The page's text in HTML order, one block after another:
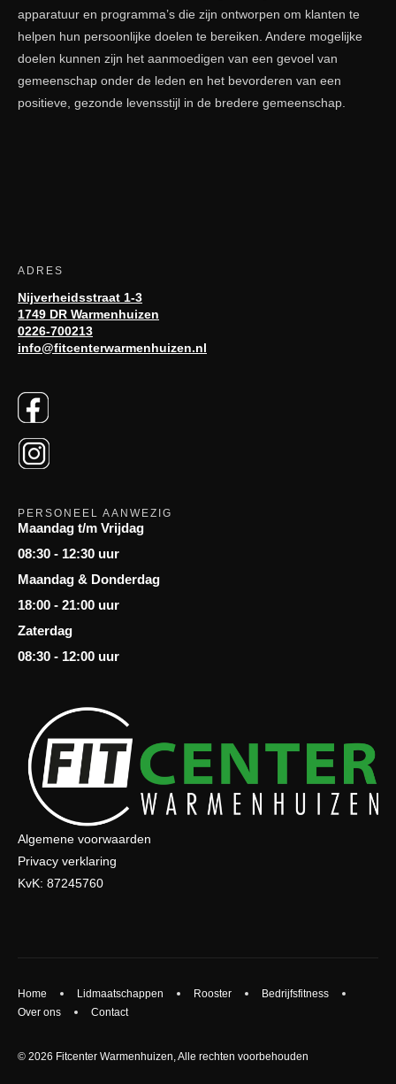
apparatuur en programma’s die zijn ontworpen om klanten te
helpen hun persoonlijke doelen te bereiken. Andere mogelijke
doelen kunnen zijn het aanmoedigen van een gevoel van
gemeenschap onder de leden en het bevorderen van een
positieve, gezonde levensstijl in de bredere gemeenschap.
ADRES
Nijverheidsstraat 1-3
1749 DR Warmenhuizen
0226-700213
info@fitcenterwarmenhuizen.nl
PERSONEEL AANWEZIG
Maandag t/m Vrijdag
08:30 - 12:30 uur
Maandag & Donderdag
18:00 - 21:00 uur
Zaterdag
08:30 - 12:00 uur
Algemene voorwaarden
Privacy verklaring
KvK: 87245760
© 2026 Fitcenter Warmenhuizen, Alle rechten voorbehouden
Home Lidmaatschappen Rooster
Bedrijfsfitness
Over ons
Contact